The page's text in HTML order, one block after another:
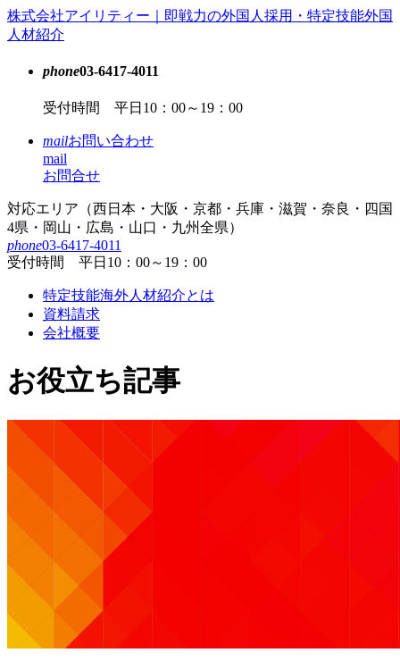
コ
ン
ッ
プ
株式会社アイリティー｜即戦力の外国人採用・特定技能外国
人材紹介
phone03-6417-4011
受付時間 平日10：00～19：00
mailお問い合わせ
mail
お問合せ
対応エリア（西日本・大阪・京都・兵庫・滋賀・奈良・四国
4県・岡山・広島・山口・九州全県）
phone03-6417-4011
受付時間 平日10：00～19：00
特定技能海外人材紹介とは
資料請求
会社概要
お役立ち記事